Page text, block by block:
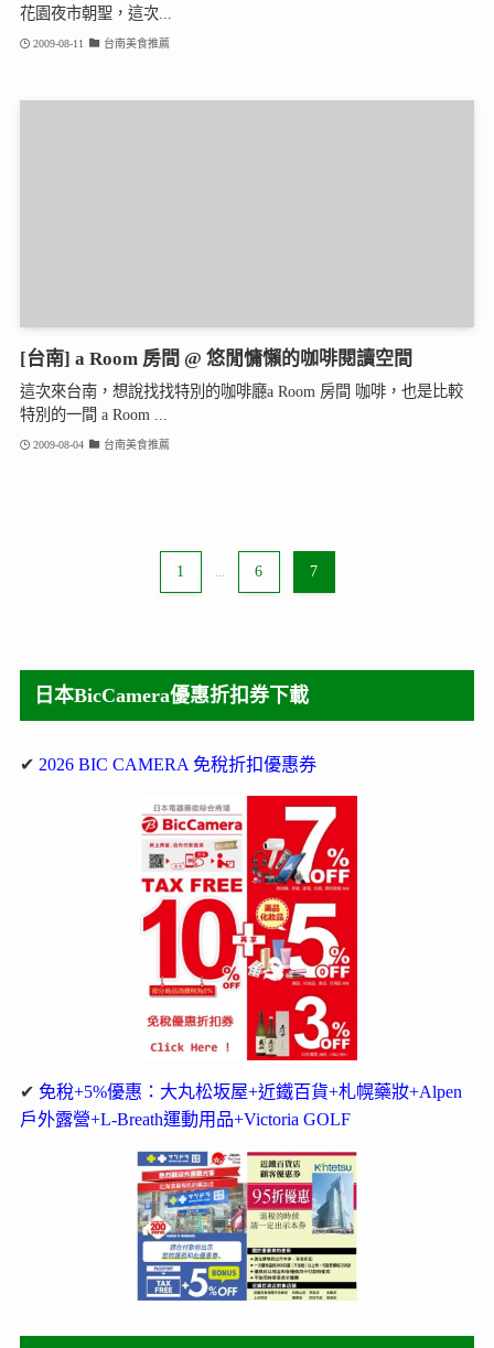
花園夜市朝聖，這次...
2009-08-11 台南美食推薦
[台南] a Room 房間 @ 悠閒慵懶的咖啡閱讀空間
這次來台南，想說找找特別的咖啡廳a Room 房間 咖啡，也是比較
特別的一間 a Room ...
2009-08-04 台南美食推薦
1 6 7
日本BicCamera優惠折扣券下載
✔ 2026 BIC CAMERA 免稅折扣優惠券
✔ 免稅+5%優惠：大丸松坂屋+近鐵百貨+札幌藥妝+Alpen
戶外露營+L-Breath運動用品+Victoria GOLF